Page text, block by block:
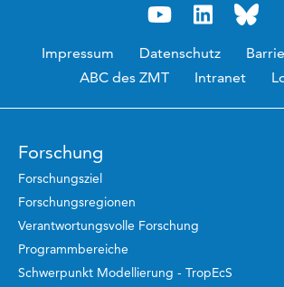
Impressum Datenschutz
ABC des ZMT
Intranet
Forschung
Forschungsziel
Forschungsregionen
Verantwortungsvolle Forschung
Programmbereiche
Schwerpunkt Modellierung - TropEcS